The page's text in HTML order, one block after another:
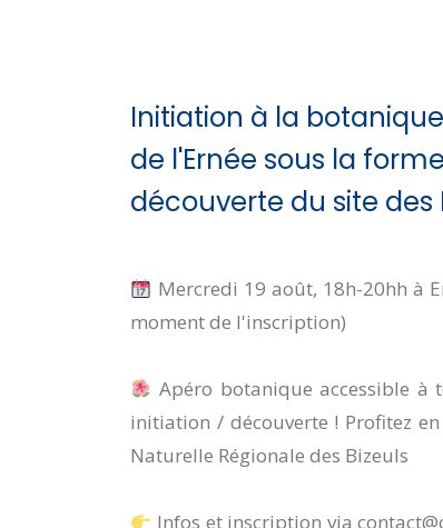
Initiation à la
de l'Ernée sous la
découverte du site des
Mercredi 19 août, 18h-20hh à
moment de l'inscription)
Apéro botanique accessible
initiation / découverte ! Profitez
Naturelle Régionale des Bizeuls
Infos et inscription via